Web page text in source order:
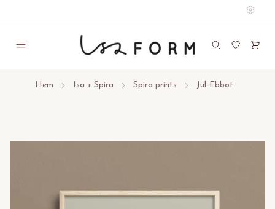
Hem Isa + Spira Spira prints Jul-Ebbot